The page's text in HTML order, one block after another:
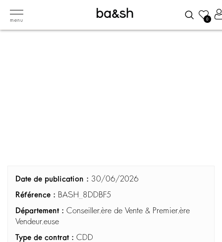
menu 0
Date de publication : 30/06/2026
Référence : BASH_8DDBF5
Département : Conseiller.ère de Vente & Premier.ère
Vendeur.euse
Type de contrat : CDD